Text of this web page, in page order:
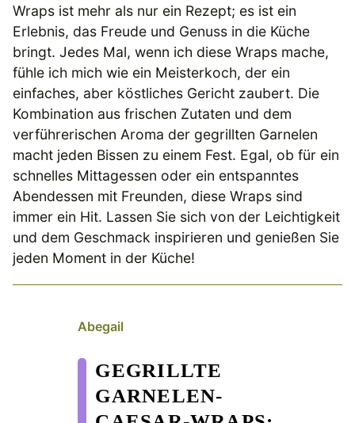
Wraps ist mehr als nur ein Rezept; es ist ein
Erlebnis, das Freude und Genuss in die Küche
bringt. Jedes Mal, wenn ich diese Wraps mache,
fühle ich mich wie ein Meisterkoch, der ein
einfaches, aber köstliches Gericht zaubert. Die
Kombination aus frischen Zutaten und dem
verführerischen Aroma der gegrillten Garnelen
macht jeden Bissen zu einem Fest. Egal, ob für ein
schnelles Mittagessen oder ein entspanntes
Abendessen mit Freunden, diese Wraps sind
immer ein Hit. Lassen Sie sich von der Leichtigkeit
und dem Geschmack inspirieren und genießen Sie
jeden Moment in der Küche!
Abegail
GEGRILLTE
GARNELEN-